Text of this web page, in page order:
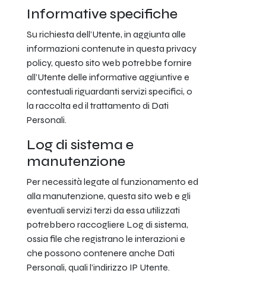
Informative specifiche
Su richiesta dell’Utente, in aggiunta alle
informazioni contenute in questa privacy
policy, questo sito web potrebbe fornire
all’Utente delle informative aggiuntive e
contestuali riguardanti servizi specifici, o
la raccolta ed il trattamento di Dati
Personali.
Log di sistema e
manutenzione
Per necessità legate al funzionamento ed
alla manutenzione, questa sito web e gli
eventuali servizi terzi da essa utilizzati
potrebbero raccogliere Log di sistema,
ossia file che registrano le interazioni e
che possono contenere anche Dati
Personali, quali l’indirizzo IP Utente.